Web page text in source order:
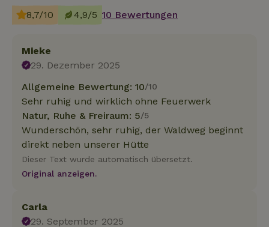
8,7/10 4,9/5 10 Bewertungen
Mieke
29. Dezember 2025
Allgemeine Bewertung: 10/10
Sehr ruhig und wirklich ohne Feuerwerk
Natur, Ruhe & Freiraum: 5/5
Wunderschön, sehr ruhig, der Waldweg beginnt
direkt neben unserer Hütte
Dieser Text wurde automatisch übersetzt.
Original anzeigen.
Carla
29. September 2025